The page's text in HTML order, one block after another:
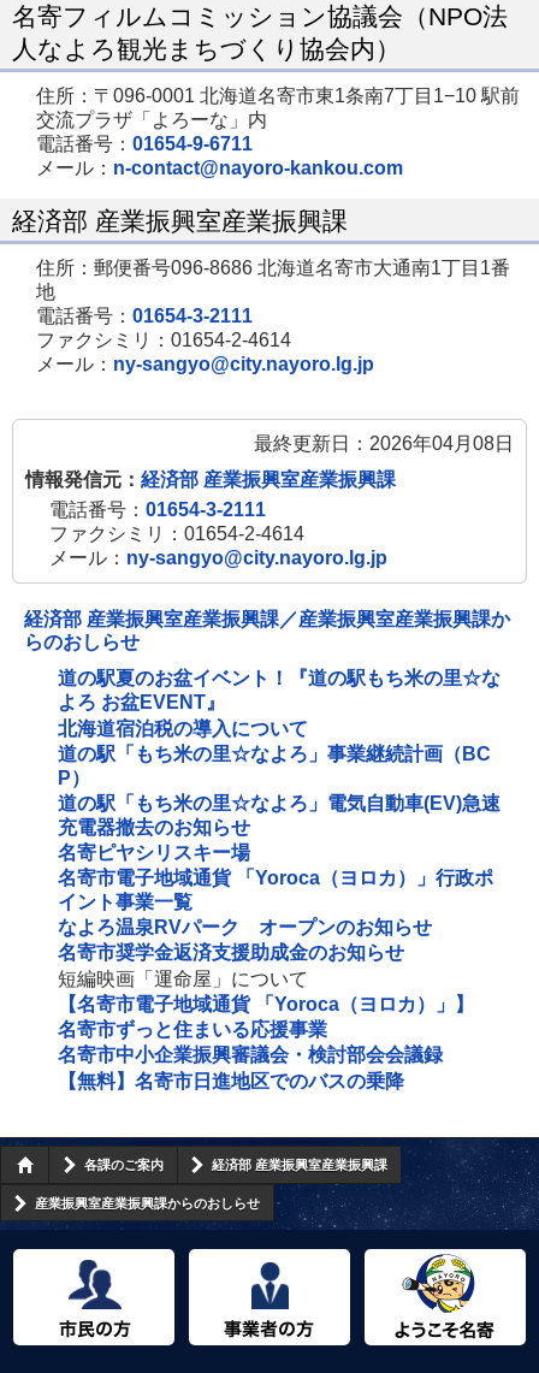
名寄フィルムコミッション協議会（NPO法
人なよろ観光まちづくり協会内）
住所：〒096-0001 北海道名寄市東1条南7丁目1−10 駅前
交流プラザ「よろーな」内
電話番号： 01654-9-6711
メール： n-contact@nayoro-kankou.com
経済部 産業振興室産業振興課
住所：郵便番号096-8686 北海道名寄市大通南1丁目1番
地
電話番号： 01654-3-2111
ファクシミリ：01654-2-4614
メール： ny-sangyo@city.nayoro.lg.jp
最終更新日：2026年04月08日
情報発信元： 経済部 産業振興室産業振興課
電話番号： 01654-3-2111
ファクシミリ：01654-2-4614
メール： ny-sangyo@city.nayoro.lg.jp
経済部 産業振興室産業振興課／産業振興室産業振興課か
らのおしらせ
道の駅夏のお盆イベント！『道の駅もち米の里☆な
よろ お盆EVENT』
北海道宿泊税の導入について
道の駅「もち米の里☆なよろ」事業継続計画（BC
P）
道の駅「もち米の里☆なよろ」電気自動車(EV)急速
充電器撤去のお知らせ
名寄ピヤシリスキー場
名寄市電子地域通貨 「Yoroca（ヨロカ）」行政ポ
イント事業一覧
なよろ温泉RVパーク オープンのお知らせ
名寄市奨学金返済支援助成金のお知らせ
短編映画「運命屋」について
【名寄市電子地域通貨 「Yoroca（ヨロカ）」】
名寄市ずっと住まいる応援事業
名寄市中小企業振興審議会・検討部会会議録
【無料】名寄市日進地区でのバスの乗降
各課のご案内 経済部 産業振興室産業振興課
産業振興室産業振興課からのおしらせ